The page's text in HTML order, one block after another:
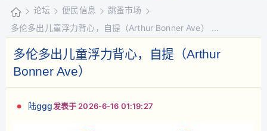
加
国
同
城
»
论坛
›
便民信息
›
跳蚤市场
多伦多出儿童浮力背心，自提（Arthur Bonner Ave） ...
多伦多出儿童浮力背心，自提（Arthur
Bonner Ave）
陆ggg发表于 2026-6-16 01:19:27